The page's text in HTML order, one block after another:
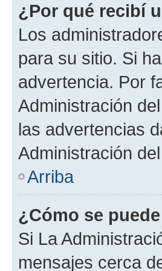
¿Por qué recibí
Los
para su sitio. Si
advertencia. Por
Administración
las advertencias
Administración
Arriba
¿Cómo se
Si La
mensajes cerca